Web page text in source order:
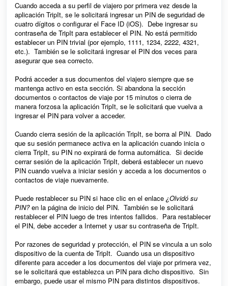
Cuando acceda a su perfil de viajero por primera vez desde la
aplicación TripIt, se le solicitará ingresar un PIN de seguridad de
cuatro dígitos o configurar el Face ID (iOS). Debe ingresar su
contraseña de TripIt para establecer el PIN. No está permitido
establecer un PIN trivial (por ejemplo, 1111, 1234, 2222, 4321,
etc.). También se le solicitará ingresar el PIN dos veces para
asegurar que sea correcto.
Podrá acceder a sus documentos del viajero siempre que se
mantenga activo en esta sección. Si abandona la sección
documentos o contactos de viaje por 15 minutos o cierra de
manera forzosa la aplicación TripIt, se le solicitará que vuelva a
ingresar el PIN para volver a acceder.
Cuando cierra sesión de la aplicación TripIt, se borra al PIN. Dado
que su sesión permanece activa en la aplicación cuando inicia o
cierra TripIt, su PIN no expirará de forma automática. Si decide
cerrar sesión de la aplicación TripIt, deberá establecer un nuevo
PIN cuando vuelva a iniciar sesión y acceda a los documentos o
contactos de viaje nuevamente.
Puede restablecer su PIN si hace clic en el enlace ¿Olvidó su
PIN?en la página de inicio del PIN. También se le solicitará
restablecer el PIN luego de tres intentos fallidos. Para restablecer
el PIN, debe acceder a Internet y usar su contraseña de TripIt.
Por razones de seguridad y protección, el PIN se vincula a un solo
dispositivo de la cuenta de TripIt. Cuando usa un dispositivo
diferente para acceder a los documentos del viaje por primera vez,
se le solicitará que establezca un PIN para dicho dispositivo. Sin
embargo, puede usar el mismo PIN para distintos dispositivos.